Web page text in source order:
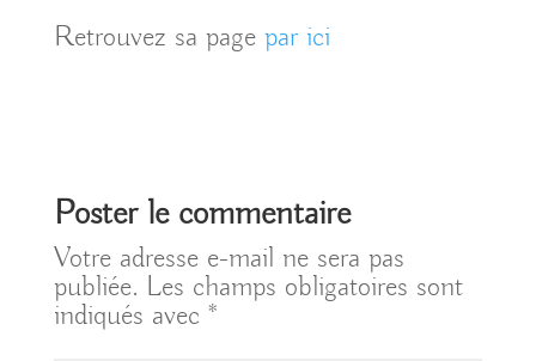
Retrouvez sa page par ici
Poster le commentaire
Votre adresse e-mail ne sera pas
publiée. Les champs obligatoires sont
indiqués avec *